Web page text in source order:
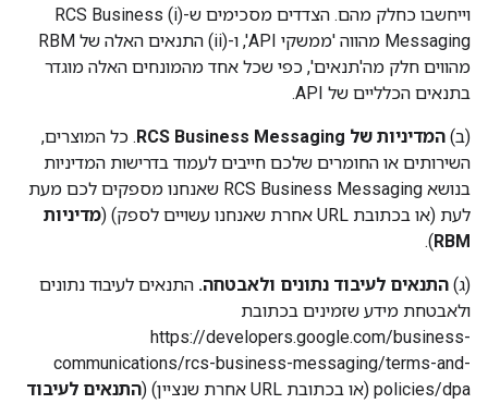
וייחשבו כחלק מהם. הצדדים מסכימים ש-(i) RCS Business
Messaging מהווה 'ממשקי API', ו-(ii) התנאים האלה של RBM
מהווים חלק מה'תנאים', כפי שכל אחד מהמונחים האלה מוגדר
בתנאים הכלליים של API.
‫(ב) המדיניות של RCS Business Messaging
. כל המוצרים,
השירותים או החומרים שלכם חייבים לעמוד בדרישות המדיניות
בנושא RCS Business Messaging שאנחנו מספקים לכם מעת
לעת (או בכתובת URL אחרת שאנחנו עשויים לספק) (
מדיניות
RBM
).
‫(ג) התנאים לעיבוד נתונים ולאבטחה. התנאים לעיבוד נתונים
ולאבטחת מידע שזמינים בכתובת
https://developers.google.com/business-
communications/rcs-business-messaging/terms-and-
policies/dpa (או בכתובת URL אחרת שנציין) (
התנאים לעיבוד